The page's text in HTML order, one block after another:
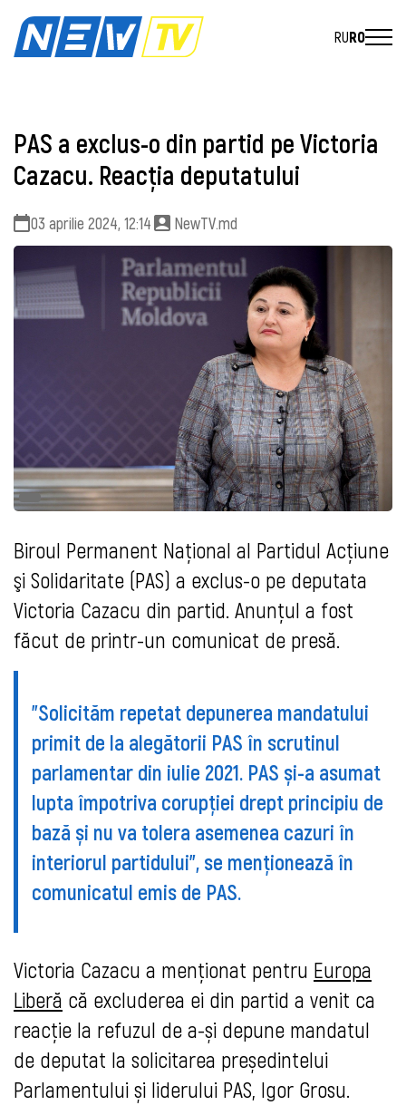
RURO
PAS a exclus-o din partid pe Victoria
Cazacu. Reacţia deputatului
03 aprilie 2024, 12:14 NewTV.md
Biroul Permanent Național al Partidul Acţiune
şi Solidaritate (PAS) a exclus-o pe deputata
Victoria Cazacu din partid. Anunţul a fost
făcut de printr-un comunicat de presă.
"Solicităm repetat depunerea mandatului
primit de la alegătorii PAS în scrutinul
parlamentar din iulie 2021. PAS și-a asumat
lupta împotriva corupției drept principiu de
bază și nu va tolera asemenea cazuri în
interiorul partidului", se menţionează în
comunicatul emis de PAS.
Victoria Cazacu a menţionat pentru Europa
Liberă că excluderea ei din partid a venit ca
reacție la refuzul de a-și depune mandatul
de deputat la solicitarea președintelui
Parlamentului și liderului PAS, Igor Grosu.